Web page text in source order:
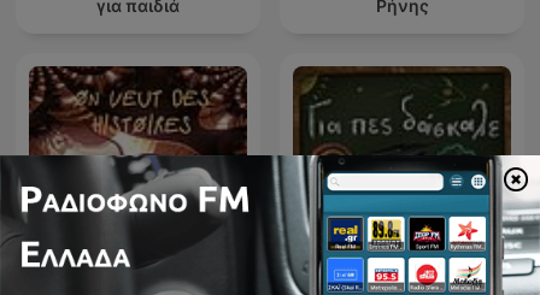
για παιδιά Ρήνης